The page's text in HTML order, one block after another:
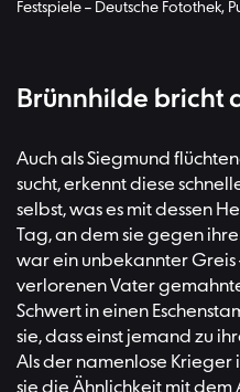
Festspiele – Deutsche Fotothek,
Brünnhilde bricht
Auch als Siegmund
sucht, erkennt diese
selbst, was es mit dessen
Tag, an dem sie gegen
war ein unbekannter Greis
verlorenen Vater
Schwert in einen
sie, dass einst jemand zu
Als der namenlose Krieger